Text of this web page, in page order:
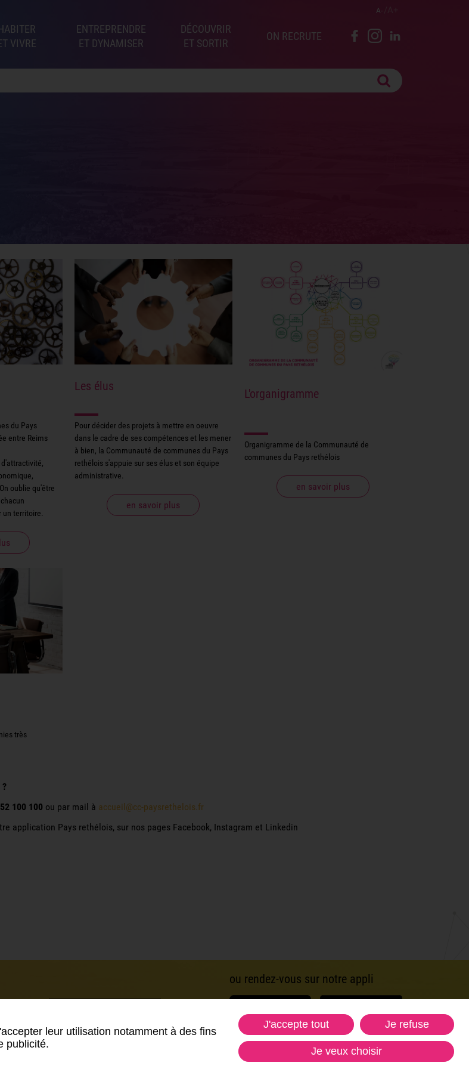
VIVRE
ENTREPRENDRE
ET DYNAMISER
DÉCOUVRIR
ET SORTIR
ON RECRUTE
A
du Pays
entre Reims
oublie qu'être
un territoire.
Les élus
Pour décider des projets à mettre en oeuvre
dans le cadre de ses compétences et les mener
à bien, la Communauté de communes du Pays
rethélois s'appuie sur ses élus et son équipe
administrative.
en savoir plus
L'organigramme
Organigramme de la Communauté de
communes du Pays rethélois
en savoir plus
très
?
100 100 ou par mail à accueil@cc-paysrethelois.fr
application Pays rethélois, sur nos pages Facebook, Instagram et Linkedin
ou rendez-vous sur notre appli
leur utilisation notamment à des fins
publicité.
J'accepte tout Je refuse
Je veux choisir